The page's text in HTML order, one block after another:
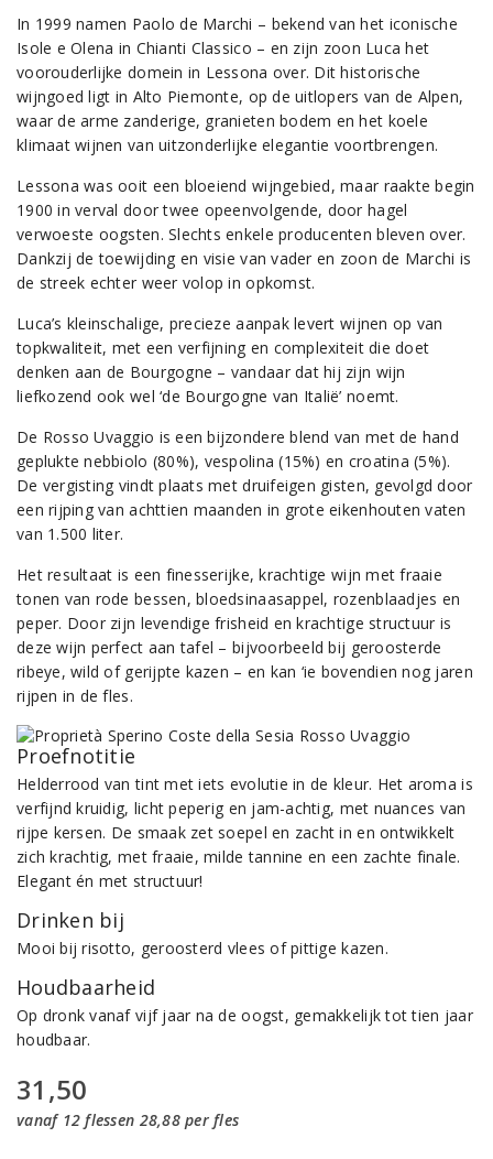
In 1999 namen Paolo de Marchi – bekend van het iconische
Isole e Olena in Chianti Classico – en zijn zoon Luca het
voorouderlijke domein in Lessona over. Dit historische
wijngoed ligt in Alto Piemonte, op de uitlopers van de Alpen,
waar de arme zanderige, granieten bodem en het koele
klimaat wijnen van uitzonderlijke elegantie voortbrengen.
Lessona was ooit een bloeiend wijngebied, maar raakte begin
1900 in verval door twee opeenvolgende, door hagel
verwoeste oogsten. Slechts enkele producenten bleven over.
Dankzij de toewijding en visie van vader en zoon de Marchi is
de streek echter weer volop in opkomst.
Luca’s kleinschalige, precieze aanpak levert wijnen op van
topkwaliteit, met een verfijning en complexiteit die doet
denken aan de Bourgogne – vandaar dat hij zijn wijn
liefkozend ook wel ‘de Bourgogne van Italië’ noemt.
De Rosso Uvaggio is een bijzondere blend van met de hand
geplukte nebbiolo (80%), vespolina (15%) en croatina (5%).
De vergisting vindt plaats met druifeigen gisten, gevolgd door
een rijping van achttien maanden in grote eikenhouten vaten
van 1.500 liter.
Het resultaat is een finesserijke, krachtige wijn met fraaie
tonen van rode bessen, bloedsinaasappel, rozenblaadjes en
peper. Door zijn levendige frisheid en krachtige structuur is
deze wijn perfect aan tafel – bijvoorbeeld bij geroosterde
ribeye, wild of gerijpte kazen – en kan ‘ie bovendien nog jaren
rijpen in de fles.
Proefnotitie
Helderrood van tint met iets evolutie in de kleur. Het aroma is
verfijnd kruidig, licht peperig en jam-achtig, met nuances van
rijpe kersen. De smaak zet soepel en zacht in en ontwikkelt
zich krachtig, met fraaie, milde tannine en een zachte finale.
Elegant én met structuur!
Drinken bij
Mooi bij risotto, geroosterd vlees of pittige kazen.
Houdbaarheid
Op dronk vanaf vijf jaar na de oogst, gemakkelijk tot tien jaar
houdbaar.
31,50
vanaf 12 flessen 28,88 per fles